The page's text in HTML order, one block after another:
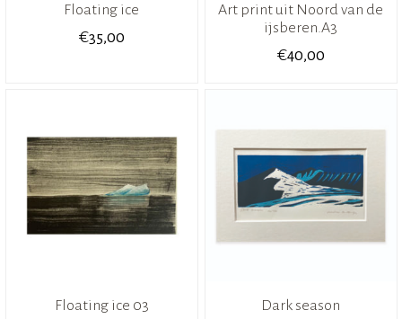
Floating ice
€35,00
Art print uit Noord van de
ijsberen.A3
€40,00
Floating ice 03 Dark season